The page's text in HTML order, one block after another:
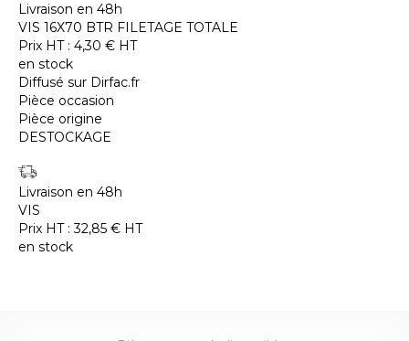
Livraison en 48h
VIS 16X70 BTR FILETAGE TOTALE
Prix HT : 4,30 € HT
en stock
Diffusé sur Dirfac.fr
Pièce occasion
Pièce origine
DESTOCKAGE
Livraison en 48h
VIS
Prix HT :32,85 € HT
en stock